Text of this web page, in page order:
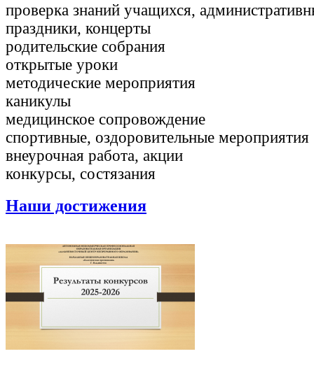
проверка знаний учащихся,
праздники, концерты
родительские собрания
открытые уроки
методические мероприятия
каникулы
медицинское сопровождение
спортивные, оздоровительные мероприятия
внеурочная работа, акции
конкурсы, состязания
Наши достижения